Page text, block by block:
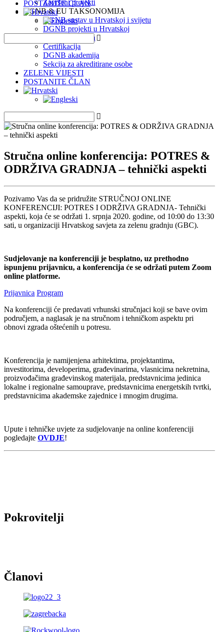
Završeni projekti
DGNB & EU TAKSONOMIJA
DGNB sustav u Hrvatskoj i svijetu
DGNB projekti u Hrvatskoj
EU Taksonomija
Certifikacija
DGNB akademija
Sekcija za akreditirane osobe
ZELENE VIJESTI
POSTANITE ČLAN
POSTANITE ČLAN
Stručna online konferencija: POTRES &
ODRŽIVA GRADNJA – tehnički aspekti
Pozivamo Vas da se pridružite STRUČNOJ ONLINE
KONFERENCIJI: POTRES I ODRŽIVA GRADNJA- Tehnički
aspekti, koja će se održati 1. srpnja 2020. godine, od 10:00 do 13:30
sati, u organizaciji Hrvatskog savjeta za zelenu gradnju (GBC).
Sudjelovanje na konferenciji je besplatno, uz prethodno
ispunjenu prijavnicu, a konferencija će se održati putem Zoom
online platforme.
Prijavnica Program
Na konferenciji će predavati vrhunski stručnjaci koji se bave ovim
područjem, a naglasak je na stručnom i tehničkom aspektu pri
obnovi zgrada oštećenih u potresu.
Konferencija je namijenjena arhitektima, projektantima,
investitorima, developerima, građevinarima, vlasnicima nekretnina,
proizvođačima građevinskog materijala, predstavnicima jedinica
lokalne i regionalne samouprave, predstavnicima energetskih tvrtki,
predstavnicima akademske zajednice i mnogim drugima.
Upute i tehničke uvjete za sudjelovanje na online konferenciji
pogledajte OVDJE!
Pokrovitelji
Članovi